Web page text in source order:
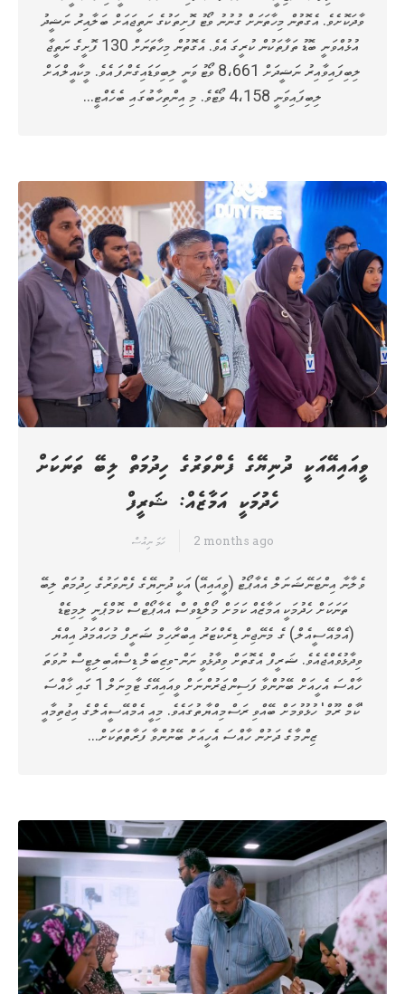
ވާދަކޮށެވެ. އެގޮތުން މިހާތަނަށް ގުނުނު ވޯޓު ފޮށިތަކުގެ ނަތީޖައަށް ބަލާއިރު ނަޝީދު
އުޅުއްވަނީ ބޮޑު ތަފާތަކުން ކުރީގަ އެވެ. އެގޮތުން މިހާތަނަށް 130 ފޮށީގެ ނަތީޖާ
ލިބިފައިވާއިރު ނަޝީދަށް 8،661 ވޯޓު ވަނީ ލިބިވަޑައިގެންފަ އެވެ. މީކާއީލްއަށް
ލިބިފައިވަނީ 4،158 ވޯޓެވެ. މި އިންތިހާބުގައި ބެހެއްޓީ…
ވީއައިއޭއަކީ ދުނިޔޭގެ ފެންވަރުގެ ހިދުމަތް ލިބޭ ތަނަކަށް
ހެދުމަކީ އަމާޒެއް: ޝަރީފް
ހަމަ ނިއުސް 2 months ago
ވެލާނާ އިންޓަނޭޝަނަލް އެއާޕޯޓު (ވީއައިއޭ) އަކީ ދުނިޔޭގެ ފެންވަރުގެ ހިދުމަތް ލިބޭ
ތަނަކަށް ހެދުމަކީ އަމާޒެއް ކަމަށް މޯލްޑިވްސް އެއާޕޯޓްސް ކޮމްޕެނީ ލިމިޓެޑް
(އެމްއޭސީއެލް) ގެ މެނޭޖިން ޑިރެކްޓަރު އިބްރާހިމް ޝަރީފް މުހައްމަދު އިއްޔެ
ވިދާޅުވެއްޖެއެވެ. ޝަރީފް އެގޮތަށް ވިދާޅުވީ ނަން-ވިޒިބަލް ޑިސްއެބިލިޓީސް ނުވަތަ
ހާއްސަ އެހީއަށް ބޭނުންވާ ފަސިންޖަރުންނަށް ވީއައިއޭގެ ޓާމިނަލް 1 ގައި ޚާއްސަ
'ކާމް ރޫމް' ހުޅުވުމަށް ބޭއްވި ރަސްމިއްޔާތުގައެވެ. މިއީ އެމްއޭސީއެލްގެ އިޖުތިމާއީ
ޒިންމާގެ ދަށުން ހާއްސަ އެހީއަށް ބޭނުންވާ ފަރާތްތަކަށް…